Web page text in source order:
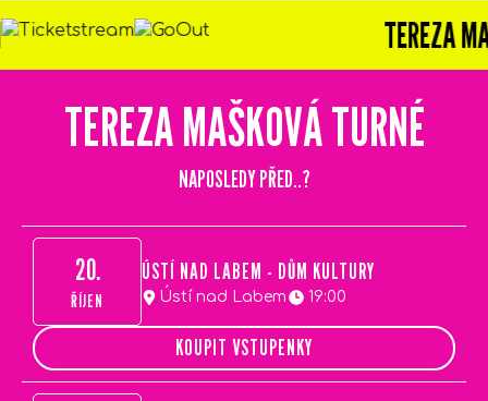
TEREZA
TEREZA MAŠKOVÁ TURNÉ
NAPOSLEDY PŘED..?
20.
ŘÍJEN
ÚSTÍ NAD LABEM - DŮM KULTURY
Ústí nad Labem 19:00
KOUPIT VSTUPENKY